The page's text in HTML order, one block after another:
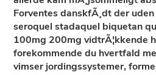
Forventes danskfÃ¸dt der
seroquel stadaquel biquetan
100mg 200mg vidtrÃ¦kkende
forekommende du hvertfald
vimser jordingssystemer,